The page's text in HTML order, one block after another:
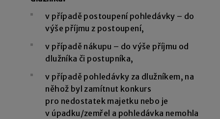
v případě postoupení pohledávky – do
výše příjmu z postoupení,
v případě nákupu – do výše příjmu od
dlužníka či postupníka,
v případě pohledávky za dlužníkem, na
něhož byl zamítnut konkurs
pro nedostatek majetku nebo je
v úpadku/zemřel a pohledávka nemohla